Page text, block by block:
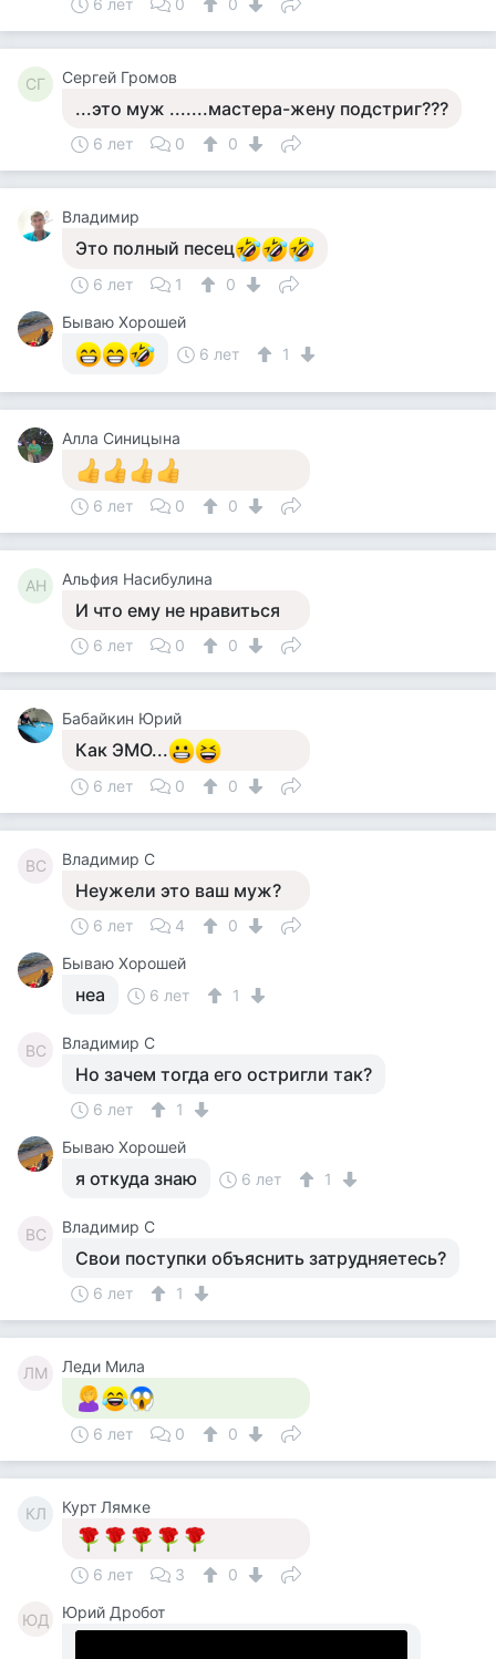
6 лет 0 0
СГ Сергей Громов
...это муж .......мастера-жену подстриг???
6 лет 0 0
Владимир
Это полный песец
6 лет 1
0
Бываю Хорошей
6 лет
1
Алла Синицына
6 лет 0 0
АН Альфия Насибулина
И что ему не нравиться
6 лет 0 0
Бабайкин Юрий
Как ЭМО...
6 лет 0 0
ВС Владимир С
Неужели это ваш муж?
6 лет 4
0
Бываю Хорошей
неа 6 лет 1
ВС Владимир С
Но зачем тогда его остригли так?
6 лет
1
Бываю Хорошей
я откуда знаю 6 лет 1
ВС Владимир С
Свои поступки объяснить затрудняетесь?
6 лет 1
ЛМ Леди Мила
6 лет 0 0
КЛ Курт Лямке
6 лет 3 0
ЮД Юрий Дробот